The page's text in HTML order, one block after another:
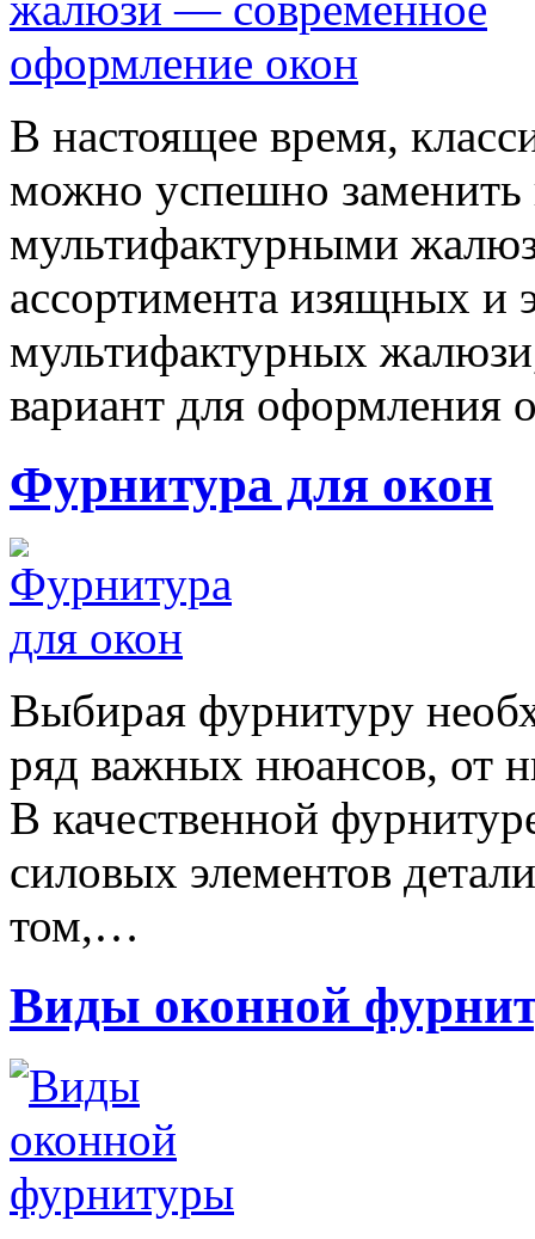
В настоящее время,
можно успешно
мультифактурными
ассортимента изящных и
мультифактурных
вариант для оформления
Фурнитура для окон
Выбирая фурнитуру
ряд важных нюансов, от
В качественной
силовых элементов
том,…
Виды оконной